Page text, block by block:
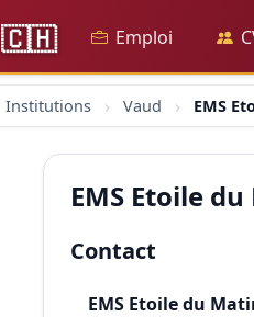
🇨🇭 Emploi
Institutions Vaud EMS
EMS Etoile
Contact
EMS Etoile du